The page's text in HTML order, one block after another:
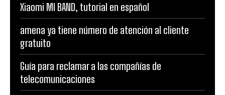
Xiaomi MI BAND, tutorial en español
amena ya tiene número de atención al cliente
gratuito
Guía para reclamar a las compañías de
telecomunicaciones